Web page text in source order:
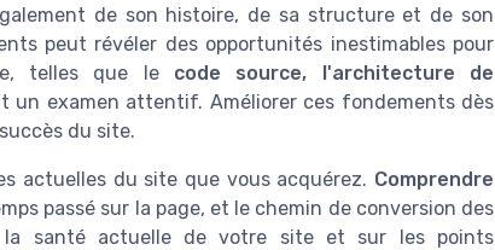
de son histoire, de sa structure et de son
peut révéler des opportunités inestimables pour
telles que le code source, l'architecture de
un examen attentif. Améliorer ces fondements dès
du site.
actuelles du site que vous acquérez. Comprendre
passé sur la page, et le chemin de conversion des
santé actuelle de votre site et sur les points